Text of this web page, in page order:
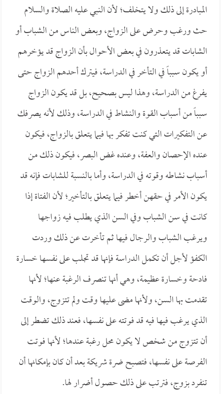
المبادرة إلى ذلك ولا يتخلف؛ لأن النبي عليه الصلاة والسلام
حث ورغب وحرض على الزواج، وبعض الناس من الشباب أو
الشابات قد يتعذرون في بعض الأحوال بأن الزواج قد يؤخرهم
أو يكون سبباً في التأخر في الدراسة، فيترك أحدهم الزواج حتى
يفرغ من الدراسة، وهذا ليس بصحيح، بل قد يكون الزواج
سبباً من أسباب القوة والنشاط في الدراسة، وذلك لأنه يصرفك
عن التفكيرات التي كنت تفكر بها فيما يتعلق بالزواج، فيكون
عنده الإحصان والعفة، وعنده غض البصر، فيكون ذلك من
أسباب نشاطه وقوته في الدراسة، وأما بالنسبة للشابات فإنه قد
يكون الأمر في حقهن أخطر فيما يتعلق بالتأخير؛ لأن الفتاة إذا
كانت في سن الشباب وفي السن الذي يطلب فيه زواجها
ويرغب الشباب والرجال فيها ثم تأخرت عن ذلك وردت
الكفؤ لأجل أن تكمل الدراسة فإنها قد تجلب على نفسها خسارة
فادحة وخسارة عظيمة، وهي أنها تنصرف الرغبة عنها؛ لأنها
تقدمت بها السن، ولأنها مضى عليها وقت ولم تتزوج، والوقت
الذي يرغب فيها فيه قد فوتته على نفسها، فعند ذلك تضطر إلى
أن تتزوج من شخص لا يكون محل رغبة عندها؛ لأنها فوتت
الفرصة على نفسها، فتصبح ضرة شريكة بعد أن كان بإمكانها أن
تنفرد بزوج، فترتب على ذلك حصول أضرار لها.